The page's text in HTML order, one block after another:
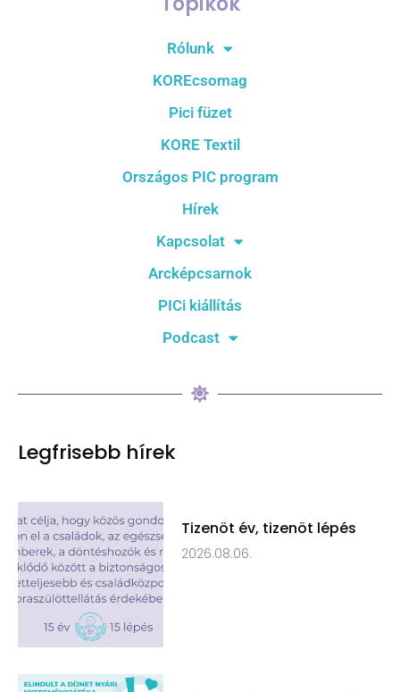
Rólunk
KOREcsomag
Pici füzet
KORE Textil
Országos PIC program
Hírek
Kapcsolat
Arcképcsarnok
PICi kiállítás
Podcast
Legfrisebb hírek
Tizenöt év, tizenöt lépés
2026.08.06.